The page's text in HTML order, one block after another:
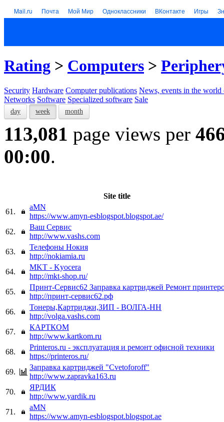
Mail.ru Почта Мой Мир Одноклассники ВКонтакте Игры
Rating > Computers >
Security Hardware Computer publications News, events in the world
Networks Software Specialized software Sale
day week month
113,081 page views per
00:00.
Site title
61.
aMN
https://www.amyn-esblogspot.blogspot.ae/
62.
Ваш Сервис
http://www.vashs.com
63.
Телефоны Нокия
http://nokiamia.ru
64.
MKT - Kyocera
http://mkt-shop.ru/
65.
Принт-Сервис62 Заправка картриджей Ремонт
http://принт-сервис62.рф
66.
Тонеры,Картриджи,ЗИП - ВОЛГА-НН
http://volga.vashs.com
67.
КАРТКОМ
http://www.kartkom.ru
68.
Printeros.ru - эксплуатация и ремонт офисной техники
https://printeros.ru/
69.
Заправка картриджей "Cvetoforoff"
http://www.zapravka163.ru
70.
ЯРДИК
http://www.yardik.ru
71.
aMN
https://www.amyn-esblogspot.blogspot.ae